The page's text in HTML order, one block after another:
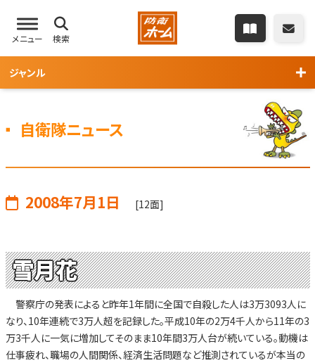
メニュー 検索
ジャンル
自衛隊ニュース
2008年7月1日 [12面]
雪月花
警察庁の発表によると昨年1年間に全国で自殺した人は3万3093人に
なり、10年連続で3万人超を記録した。平成10年の2万4千人から11年の3
万3千人に一気に増加してそのまま10年間3万人台が続いている。動機は
仕事疲れ、職場の人間関係、経済生活問題など推測されているが本当の